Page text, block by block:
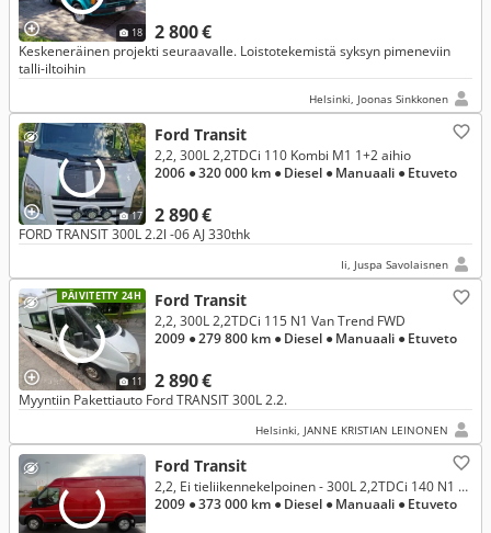
18 2 800 €
Keskeneräinen projekti seuraavalle. Loistotekemistä syksyn pimeneviin
talli-iltoihin
Helsinki, Joonas Sinkkonen
17
Ford Transit
2 890 €
2,2, 300L 2,2TDCi 110 Kombi M1 1+2 aihio
2006 ● 320 000 km ● Diesel ● Manuaali ● Etuveto
FORD TRANSIT 300L 2.2l -06 AJ 330thk
Ii, Juspa Savolaisnen
PÄIVITETTY 24H
11
Ford Transit
2 890 €
2,2, 300L 2,2TDCi 115 N1 Van Trend FWD
2009 ● 279 800 km ● Diesel ● Manuaali ● Etuveto
Myyntiin Pakettiauto Ford TRANSIT 300L 2.2.
Helsinki, JANNE KRISTIAN LEINONEN
Ford Transit
2,2, Ei tieliikennekelpoinen - 300L 2,2TDCi 140 N1 Van FWD 4,36 Puolikorkea
2009 ● 373 000 km ● Diesel ● Manuaali ● Etuveto